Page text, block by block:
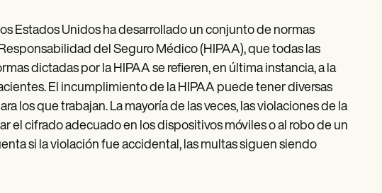
Estados Unidos ha desarrollado un conjunto de normas
del Seguro Médico (HIPAA), que todas las
dictadas por la HIPAA se refieren, en última instancia, a la
El incumplimiento de la HIPAA puede tener diversas
los que trabajan. La mayoría de las veces, las violaciones de la
el cifrado adecuado en los dispositivos móviles o al robo de un
si la violación fue accidental, las multas siguen siendo